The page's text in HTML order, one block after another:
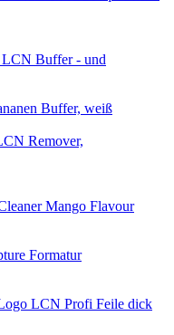
LCN Buffer - und
Buffer, weiß
Remover,
Mango Flavour
Formatur
LCN Profi Feile dick